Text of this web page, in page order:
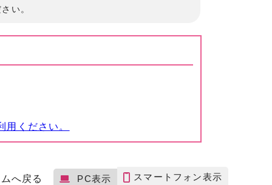
い。
ください。
へ戻る PC表示 スマートフォン表示